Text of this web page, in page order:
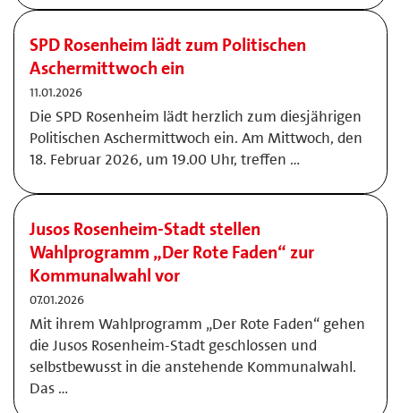
SPD Rosenheim lädt zum Politischen
Aschermittwoch ein
11.01.2026
Die SPD Rosenheim lädt herzlich zum diesjährigen
Politischen Aschermittwoch ein. Am Mittwoch, den
18. Februar 2026, um 19.00 Uhr, treffen …
Jusos Rosenheim-Stadt stellen
Wahlprogramm „Der Rote Faden“ zur
Kommunalwahl vor
07.01.2026
Mit ihrem Wahlprogramm „Der Rote Faden“ gehen
die Jusos Rosenheim-Stadt geschlossen und
selbstbewusst in die anstehende Kommunalwahl.
Das …